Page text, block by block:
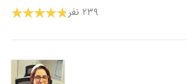
۲۳۹ نفر